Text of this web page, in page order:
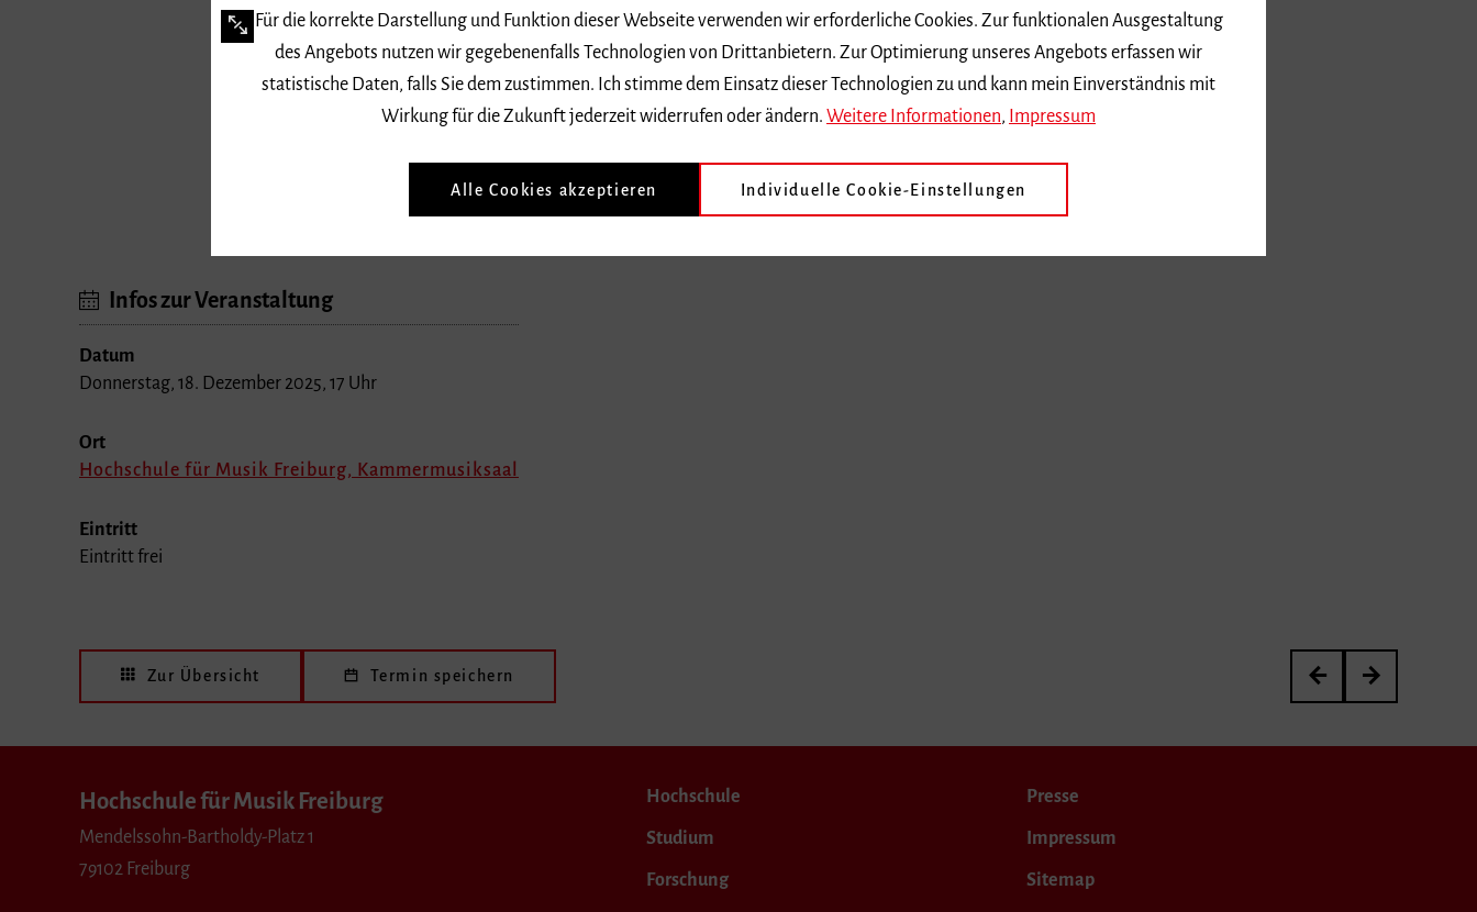
17 bis 21 Uhr
Infos zur Veranstaltung
Datum
Donnerstag, 18. Dezember 2025, 17 Uhr
Ort
Hochschule für Musik Freiburg, Kammermusiksaal
Eintritt
Eintritt frei
Zur Übersicht Termin speichern
Meisterkurs von Janina
Hochschule für Musik Freiburg
Mendelssohn-Bartholdy-Platz 1
79102 Freiburg
Hochschule
Studium
Forschung
Presse
Impressum
Sitemap
Für die korrekte Darstellung und Funktion dieser Webseite verwenden wir erforderliche Cookies. Zur funktionalen Ausgestaltung
des Angebots nutzen wir gegebenenfalls Technologien von Drittanbietern. Zur Optimierung unseres Angebots erfassen wir
statistische Daten, falls Sie dem zustimmen. Ich stimme dem Einsatz dieser Technologien zu und kann mein Einverständnis mit
Wirkung für die Zukunft jederzeit widerrufen oder ändern. Weitere Informationen Impressum
Alle Cookies akzeptieren Individuelle Cookie-Einstellungen